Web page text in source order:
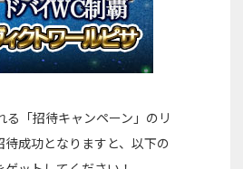
「招待キャンペーン」のリ
成功となりますと、以下の